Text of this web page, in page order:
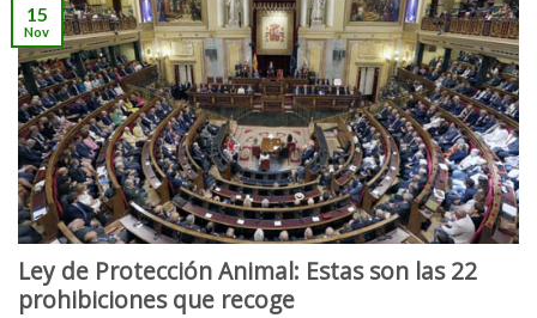
Ley de Protección Animal: Estas son las 22
prohibiciones que recoge
15
Nov